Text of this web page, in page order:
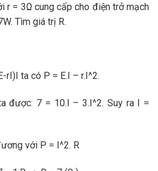
r = 3Ω cung cấp cho điện trở mạch
Tìm giá trị R.
rI)I ta có P = E.I – r.I^2.
được: 7 = 10.I – 3.I^2. Suy ra I =
với P = I^2. R